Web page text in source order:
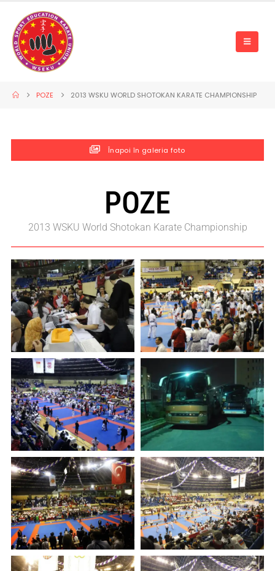
POZE 2013 WSKU WORLD SHOTOKAN KARATE CHAMPIONSHIP
Înapoi în galeria foto
POZE
2013 WSKU World Shotokan Karate Championship